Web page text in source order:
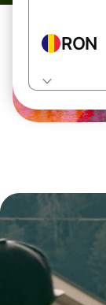
RON